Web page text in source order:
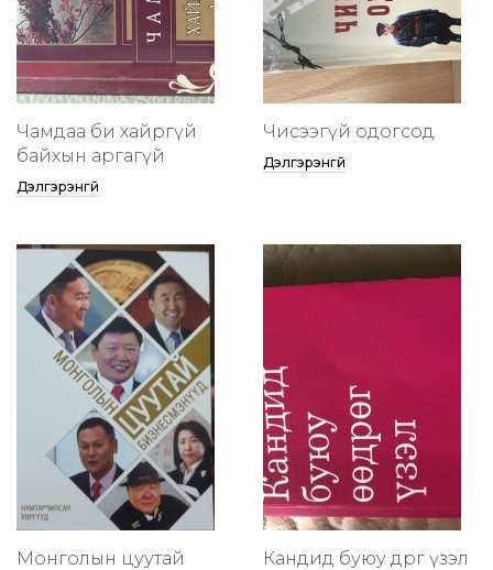
Чамдаа би хайргүй
байхын аргагүй
Дэлгэрэнгүй
Чисээгүй одогсод
Дэлгэрэнгүй
Монголын цуутай
Кандид буюу өөдрөг үзэл